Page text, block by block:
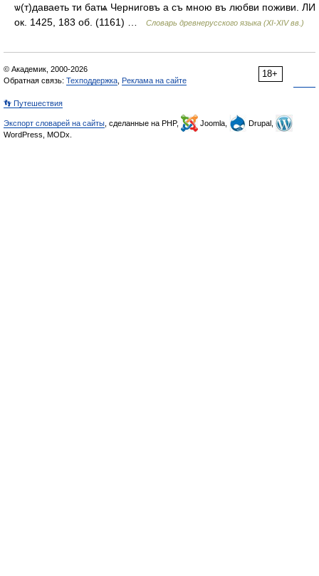
ѡ(т)даваеть ти батѩ Черниговъ а съ мною въ любви поживи. ЛИ
ок. 1425, 183 об. (1161) …
Словарь древнерусского языка (XI-XIV вв.)
18+
© Академик, 2000-2026
Обратная связь: Техподдержка Реклама на сайте
👣 Путешествия
Экспорт словарей на сайты , сделанные на PHP, Joomla,
Drupal,
WordPress, MODx.